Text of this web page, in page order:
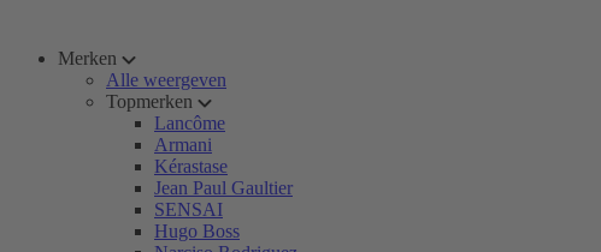
Merken
Alle weergeven
Topmerken
Lancôme
Armani
Kérastase
Jean Paul Gaultier
SENSAI
Hugo Boss